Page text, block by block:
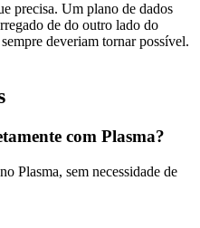
precisa. Um plano de dados
de do outro lado do
deveriam tornar possível.
com Plasma?
Plasma, sem necessidade de